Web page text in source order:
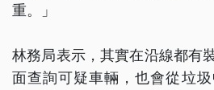
重。」
林務局表示，其實在沿線都有
面查詢可疑車輛，也會從垃